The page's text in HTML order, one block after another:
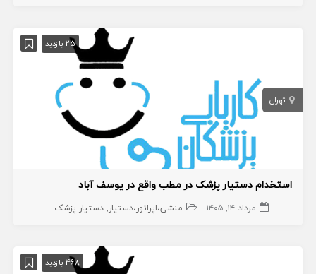
25 بازدید
تهران
استخدام دستیار پزشک در مطب واقع در یوسف آباد
مرداد ۱۴, ۱۴۰۵ منشی،اپراتور،دستیار دستیار پزشک
468 بازدید